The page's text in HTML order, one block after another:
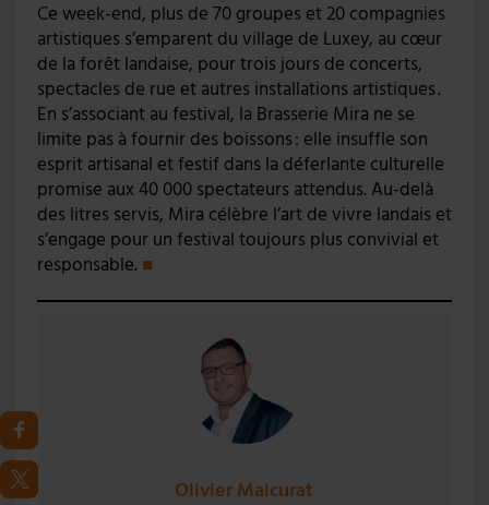
Ce week-end, plus de 70 groupes et 20 compagnies
artistiques s’emparent du village de Luxey, au cœur
de la forêt landaise, pour trois jours de concerts,
spectacles de rue et autres installations artistiques .
En s’associant au festival, la Brasserie Mira ne se
limite pas à fournir des boissons : elle insuffle son
esprit artisanal et festif dans la déferlante culturelle
promise aux 40 000 spectateurs attendus. Au-delà
des litres servis, Mira célèbre l’art de vivre landais et
s’engage pour un festival toujours plus convivial et
responsable. ■
Olivier Malcurat